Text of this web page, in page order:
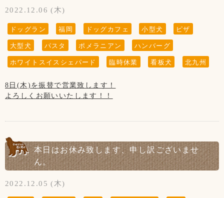
2022.12.06 (木)
ドッグラン 福岡 ドッグカフェ 小型犬 ピザ
大型犬 パスタ ポメラニアン ハンバーグ
ホワイトスイスシェパード 臨時休業 看板犬 北九州
8日(木)を振替で営業致します！
よろしくお願いいたします！！
本日はお休み致します、申し訳ございませ
ん。
2022.12.05 (木)